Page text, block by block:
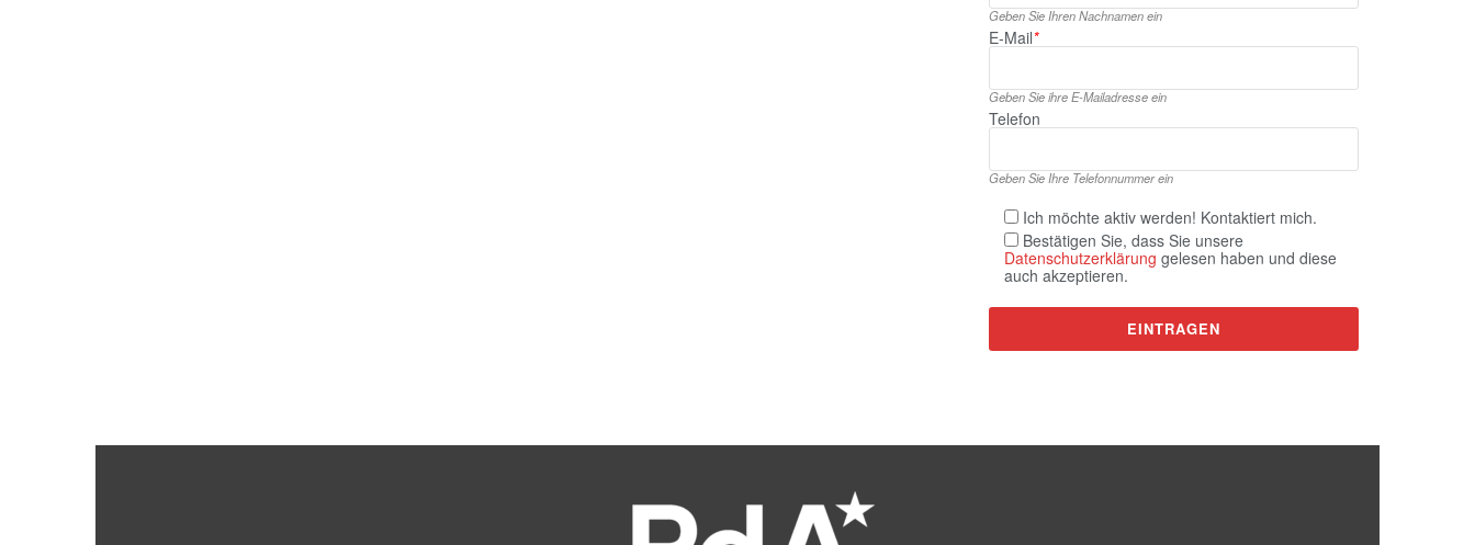
Geben Sie Ihren Nachnamen ein
E‑Mail*
Geben Sie ihre E‑Mailadresse ein
Telefon
Geben Sie Ihre Telefonnummer ein
Ich möchte aktiv werden! Kontaktiert mich.
Bestätigen Sie, dass Sie unsere
Datenschutzerklärung gelesen haben und diese
auch akzeptieren.